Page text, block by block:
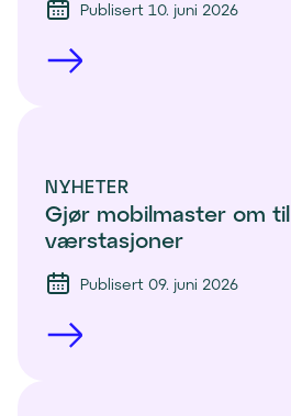
Publisert 10. juni 2026
NYHETER
Gjør mobilmaster om til
værstasjoner
Publisert 09. juni 2026